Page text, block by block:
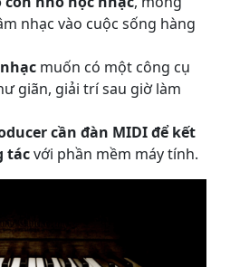
nhạc vào cuộc sống hàng
muốn có một công cụ
giãn, giải trí sau giờ làm
cần đàn MIDI để kết
tácvới phần mềm máy tính.